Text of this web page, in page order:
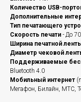
Количество USB-
Дополнительные
Тип печатающего
Скорость печати - До
Ширина печатной
Диаметр чековой
Поддерживаемые
Bluetooth 4.0
Мобильный интернет
Мегафон, Билайн, МТС,